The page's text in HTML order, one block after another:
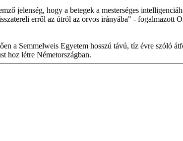
jelenség, hogy a betegek a mesterséges
erről az útról az orvos irányába" - fogalmazott
a Semmelweis Egyetem hosszú távú, tíz évre szóló
hoz létre Németországban.